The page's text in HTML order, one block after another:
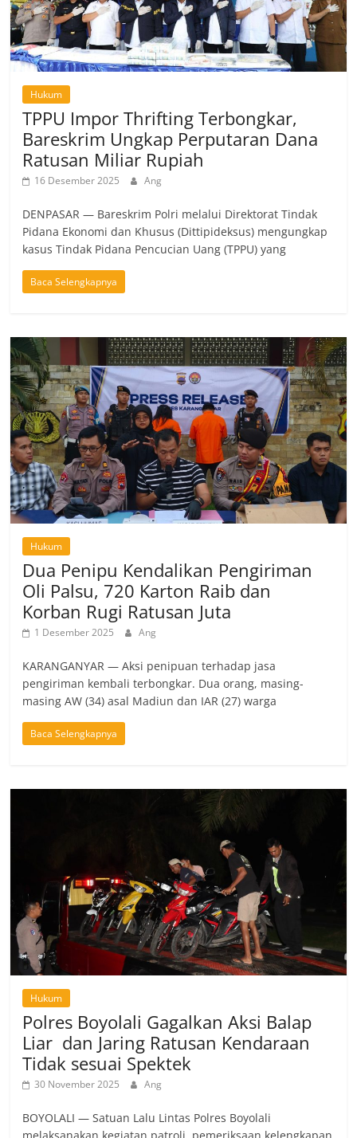
Hukum
TPPU Impor Thrifting Terbongkar,
Bareskrim Ungkap Perputaran Dana
Ratusan Miliar Rupiah
16 Desember 2025 Ang
DENPASAR — Bareskrim Polri melalui Direktorat Tindak
Pidana Ekonomi dan Khusus (Dittipideksus) mengungkap
kasus Tindak Pidana Pencucian Uang (TPPU) yang
Baca Selengkapnya
Hukum
Dua Penipu Kendalikan Pengiriman
Oli Palsu, 720 Karton Raib dan
Korban Rugi Ratusan Juta
1 Desember 2025 Ang
KARANGANYAR — Aksi penipuan terhadap jasa
pengiriman kembali terbongkar. Dua orang, masing-
masing AW (34) asal Madiun dan IAR (27) warga
Baca Selengkapnya
Hukum
Polres Boyolali Gagalkan Aksi Balap
Liar dan Jaring Ratusan Kendaraan
Tidak sesuai Spektek
30 November 2025 Ang
BOYOLALI — Satuan Lalu Lintas Polres Boyolali